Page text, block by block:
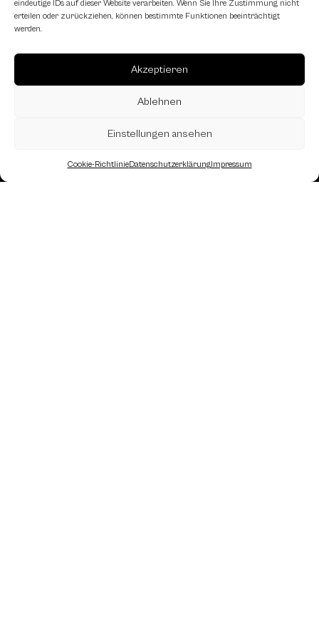
eindeutige IDs auf dieser Website verarbeiten. Wenn Sie Ihre Zustimmung nicht
erteilen oder zurückziehen, können bestimmte Funktionen beeinträchtigt
werden.
Akzeptieren
Ablehnen
Einstellungen ansehen
Cookie-RichtlinieDatenschutzerklärungImpressum